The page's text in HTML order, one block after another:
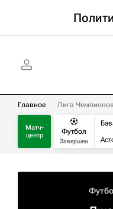
Главное Лига Чемпионов
Матч-
центр
Футбол
Завершен